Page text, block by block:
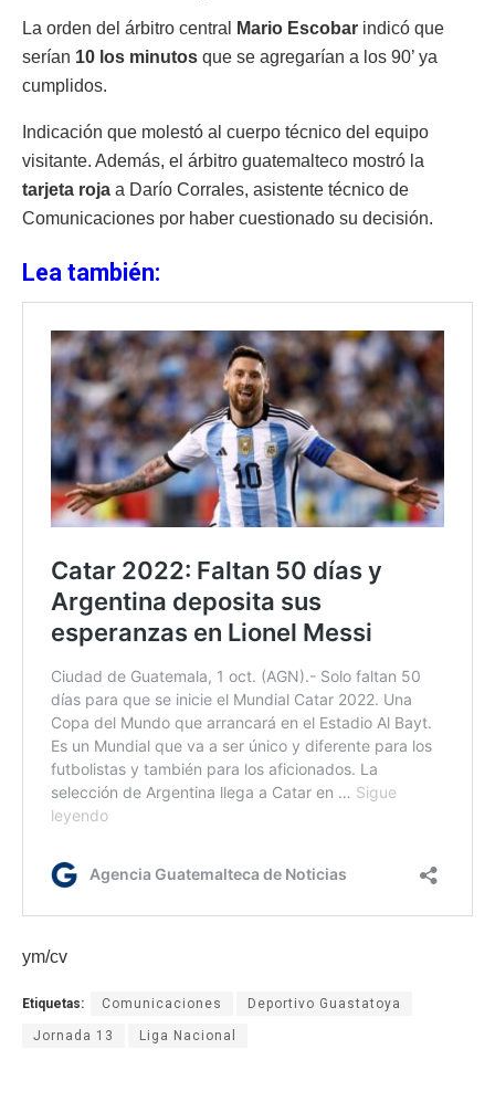
La orden del árbitro central Mario Escobar indicó que
serían 10 los minutos que se agregarían a los 90’ ya
cumplidos.
Indicación que molestó al cuerpo técnico del equipo
visitante. Además, el árbitro guatemalteco mostró la
tarjeta roja a Darío Corrales, asistente técnico de
Comunicaciones por haber cuestionado su decisión.
Lea también:
ym/cv
Etiquetas: Comunicaciones Deportivo Guastatoya
Jornada 13 Liga Nacional